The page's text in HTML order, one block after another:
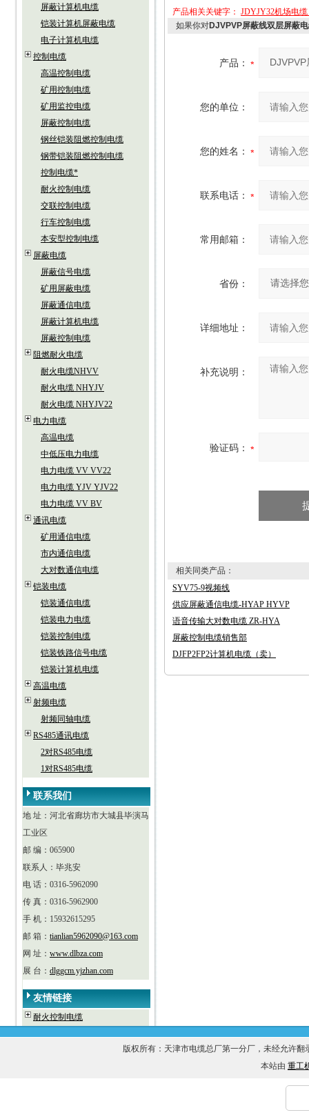
屏蔽计算机电缆
铠装计算机屏蔽电缆
电子计算机电缆
控制电缆
高温控制电缆
矿用控制电缆
矿用监控电缆
屏蔽控制电缆
钢丝铠装阻燃控制电缆
钢带铠装阻燃控制电缆
控制电缆*
耐火控制电缆
交联控制电缆
行车控制电缆
本安型控制电缆
屏蔽电缆
屏蔽信号电缆
矿用屏蔽电缆
屏蔽通信电缆
屏蔽计算机电缆
屏蔽控制电缆
阻燃耐火电缆
耐火电缆NHVV
耐火电缆 NHYJV
耐火电缆 NHYJV22
电力电缆
高温电缆
中低压电力电缆
电力电缆 VV VV22
电力电缆 YJV YJV22
电力电缆 VV BV
通讯电缆
矿用通信电缆
市内通信电缆
大对数通信电缆
铠装电缆
铠装通信电缆
铠装电力电缆
铠装控制电缆
铠装铁路信号电缆
铠装计算机电缆
高温电缆
射频电缆
射频同轴电缆
RS485通讯电缆
2对RS485电缆
1对RS485电缆
联系我们
地 址：河北省廊坊市大城县毕演马
工业区
邮 编：065900
联系人：毕兆安
电 话：0316-5962090
传 真：0316-5962900
手 机：15932615295
邮 箱： tianlian5962090@163.com
网 址： www.dlbza.com
展 台： dlggcm.yjzhan.com
友情链接
耐火控制电缆
产品相关关键字： JDYJY32机场电
如果你对DJVPVP屏蔽线双层屏蔽
产品：
您的单位：
您的姓名：
联系电话：
常用邮箱：
省份：
详细地址：
补充说明：
验证码：
相关同类产品：
SYV75-9视频线
供应屏蔽通信电缆-HYAP HYVP
语音传输大对数电缆 ZR-HYA
屏蔽控制电缆销售部
DJFP2FP2计算机电缆（卖）
版权所有：天津市电缆总厂第一分厂，未经允许
本站由 重工